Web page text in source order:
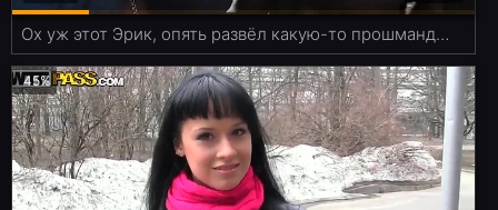
Ох уж этот Эрик, опять развёл какую-то прошмандовку на секс в толчке
45%